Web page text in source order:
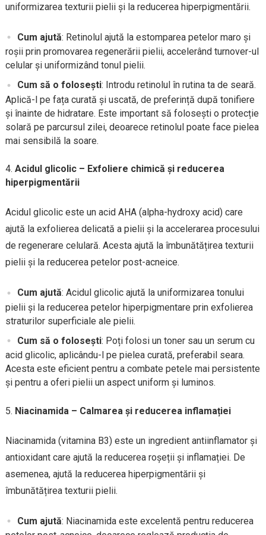
uniformizarea texturii pielii și la reducerea hiperpigmentării.
Cum ajută: Retinolul ajută la estomparea petelor maro și
roșii prin promovarea regenerării pielii, accelerând turnover-ul
celular și uniformizând tonul pielii.
Cum să o folosești: Introdu retinolul în rutina ta de seară.
Aplică-l pe fața curată și uscată, de preferință după tonifiere
și înainte de hidratare. Este important să folosești o protecție
solară pe parcursul zilei, deoarece retinolul poate face pielea
mai sensibilă la soare.
Acidul glicolic – Exfoliere chimică și reducerea
hiperpigmentării
Acidul glicolic este un acid AHA (alpha-hydroxy acid) care
ajută la exfolierea delicată a pielii și la accelerarea procesului
de regenerare celulară. Acesta ajută la îmbunătățirea texturii
pielii și la reducerea petelor post-acneice.
Cum ajută: Acidul glicolic ajută la uniformizarea tonului
pielii și la reducerea petelor hiperpigmentare prin exfolierea
straturilor superficiale ale pielii.
Cum să o folosești: Poți folosi un toner sau un serum cu
acid glicolic, aplicându-l pe pielea curată, preferabil seara.
Acesta este eficient pentru a combate petele mai persistente
și pentru a oferi pielii un aspect uniform și luminos.
Niacinamida – Calmarea și reducerea inflamației
Niacinamida (vitamina B3) este un ingredient antiinflamator și
antioxidant care ajută la reducerea roșeții și inflamației. De
asemenea, ajută la reducerea hiperpigmentării și
îmbunătățirea texturii pielii.
Cum ajută: Niacinamida este excelentă pentru reducerea